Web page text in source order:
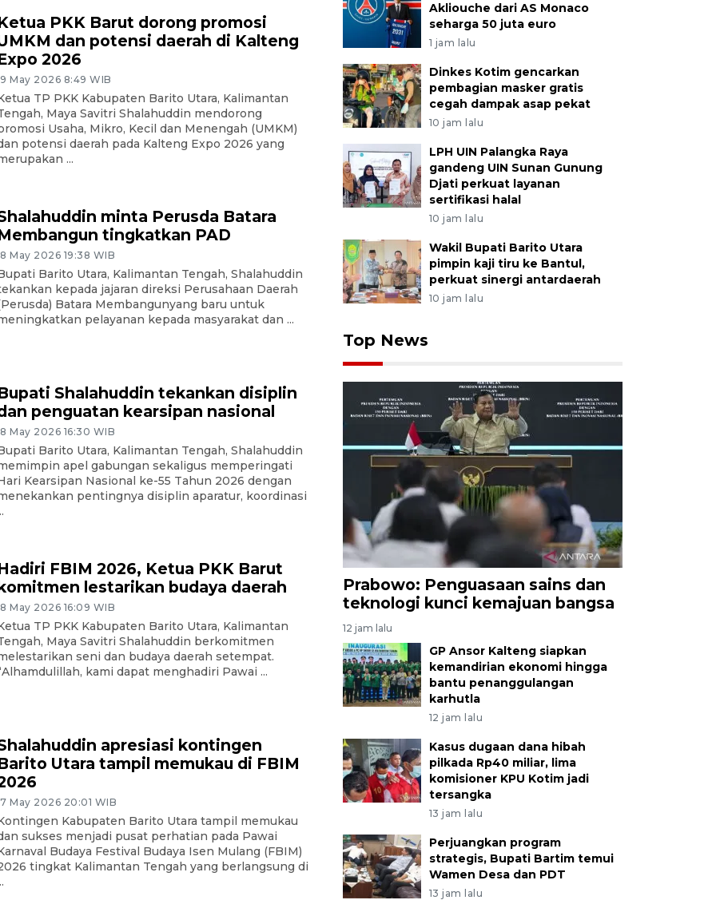
PKK Barut dorong promosi
dan potensi daerah di Kalteng
2026
May 2026 8:49 WIB
TP PKK Kabupaten Barito Utara, Kalimantan
Maya Savitri Shalahuddin mendorong
Usaha, Mikro, Kecil dan Menengah (UMKM)
potensi daerah pada Kalteng Expo 2026 yang
...
minta Perusda Batara
tingkatkan PAD
May 2026 19:38 WIB
Barito Utara, Kalimantan Tengah, Shalahuddin
kepada jajaran direksi Perusahaan Daerah
Batara Membangunyang baru untuk
pelayanan kepada masyarakat dan ...
Shalahuddin tekankan disiplin
penguatan kearsipan nasional
May 2026 16:30 WIB
Barito Utara, Kalimantan Tengah, Shalahuddin
apel gabungan sekaligus memperingati
Kearsipan Nasional ke-55 Tahun 2026 dengan
pentingnya disiplin aparatur, koordinasi
FBIM 2026, Ketua PKK Barut
lestarikan budaya daerah
May 2026 16:09 WIB
TP PKK Kabupaten Barito Utara, Kalimantan
Maya Savitri Shalahuddin berkomitmen
seni dan budaya daerah setempat.
kami dapat menghadiri Pawai ...
apresiasi kontingen
Utara tampil memukau di FBIM
May 2026 20:01 WIB
Kabupaten Barito Utara tampil memukau
sukses menjadi pusat perhatian pada Pawai
Budaya Festival Budaya Isen Mulang (FBIM)
tingkat Kalimantan Tengah yang berlangsung di
Akliouche dari AS Monaco
seharga 50 juta euro
1 jam lalu
Dinkes Kotim gencarkan
pembagian masker gratis
cegah dampak asap pekat
10 jam lalu
LPH UIN Palangka Raya
gandeng UIN Sunan Gunung
Djati perkuat layanan
sertifikasi halal
10 jam lalu
Wakil Bupati Barito Utara
pimpin kaji tiru ke Bantul,
perkuat sinergi antardaerah
10 jam lalu
Top News
Prabowo: Penguasaan sains dan
teknologi kunci kemajuan bangsa
12 jam lalu
GP Ansor Kalteng siapkan
kemandirian ekonomi hingga
bantu penanggulangan
karhutla
12 jam lalu
Kasus dugaan dana hibah
pilkada Rp40 miliar, lima
komisioner KPU Kotim jadi
tersangka
13 jam lalu
Perjuangkan program
strategis, Bupati Bartim temui
Wamen Desa dan PDT
13 jam lalu